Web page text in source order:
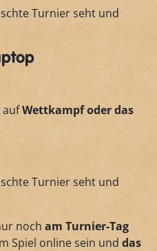
Turnier seht und
aufWettkampf oder das
Turnier seht und
noch am Turnier-Tag
Spiel online sein und das